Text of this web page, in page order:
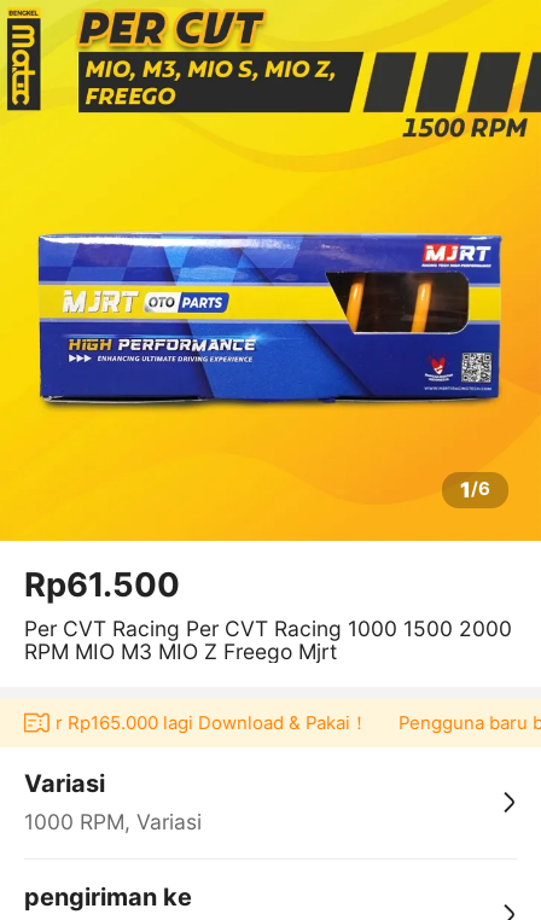
1/6
Rp61.500
Per CVT Racing Per CVT Racing 1000 1500 2000
RPM MIO M3 MIO Z Freego Mjrt
Rp165.000 lagi Download & Pakai！ Pengguna baru
Variasi
1000 RPM, Variasi
pengiriman ke